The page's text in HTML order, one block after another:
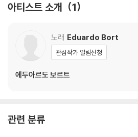
렁거리거나 휘어지는 경우가 있습니다.
2) 재생 음역의 왜곡을 최소화 하고 반복 재
지되도록 디스크 센터 홀 구경이 작게 제작
블 스핀들에 맞지 않는 경우에는 전용 제품
하시면 해결됩니다.
불량으로 인한 반품/교환이 가능합니다
아티스트 소개 1
노래 Eduardo Bort
관심작가 알림신청
에두아르도 보르트
관련 분류